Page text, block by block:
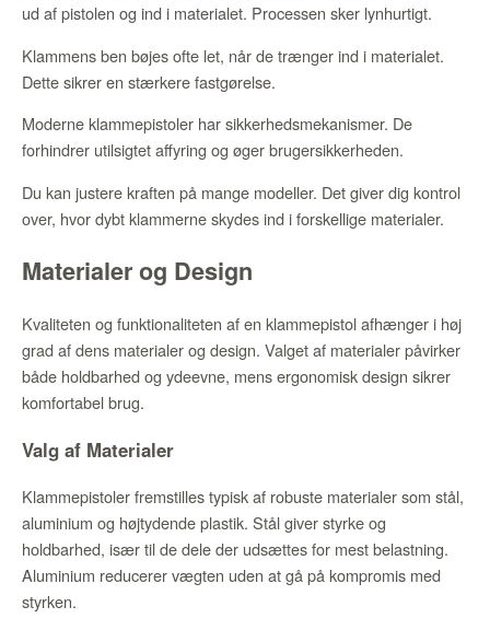
ud af pistolen og ind i materialet. Processen sker lynhurtigt.
Klammens ben bøjes ofte let, når de trænger ind i materialet.
Dette sikrer en stærkere fastgørelse.
Moderne klammepistoler har sikkerhedsmekanismer. De
forhindrer utilsigtet affyring og øger brugersikkerheden.
Du kan justere kraften på mange modeller. Det giver dig kontrol
over, hvor dybt klammerne skydes ind i forskellige materialer.
Materialer og Design
Kvaliteten og funktionaliteten af en klammepistol afhænger i høj
grad af dens materialer og design. Valget af materialer påvirker
både holdbarhed og ydeevne, mens ergonomisk design sikrer
komfortabel brug.
Valg af Materialer
Klammepistoler fremstilles typisk af robuste materialer som stål,
aluminium og højtydende plastik. Stål giver styrke og
holdbarhed, især til de dele der udsættes for mest belastning.
Aluminium reducerer vægten uden at gå på kompromis med
styrken.